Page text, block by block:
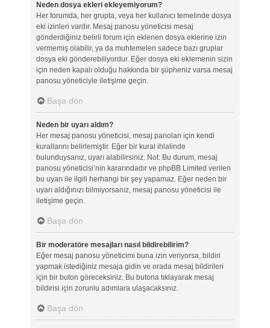
Neden dosya ekleri ekleyemiyorum?
Her forumda, her grupta, veya her kullanıcı temelinde dosya
eki izinleri vardır. Mesaj panosu yöneticisi mesaj
gönderdiğiniz belirli forum için eklenen dosya eklerine izin
vermemiş olabilir, ya da muhtemelen sadece bazı gruplar
dosya eki gönderebiliyordur. Eğer dosya eki eklemenin sizin
için neden kapalı olduğu hakkında bir şüpheniz varsa mesaj
panosu yöneticiyle iletişime geçin.
Başa dön
Neden bir uyarı aldım?
Her mesaj panosu yöneticisi, mesaj panoları için kendi
kurallarını belirlemiştir. Eğer bir kural ihlalinde
bulunduysanız, uyarı alabilirsiniz. Not: Bu durum, mesaj
panosu yöneticisi’nin kararındadır ve phpBB Limited verilen
bu uyarı ile ilgili herhangi bir şey yapamaz. Eğer neden bir
uyarı aldığınızı bilmiyorsanız, mesaj panosu yöneticisi ile
iletişime geçin.
Başa dön
Bir moderatöre mesajları nasıl bildirebilirim?
Eğer mesaj panosu yöneticimi buna izin veriyorsa, bildiri
yapmak istediğiniz mesaja gidin ve orada mesaj bildirileri
için bir buton göreceksiniz. Bu butona tıklayarak mesaj
bildirisi için zorunlu adımlara ulaşacaksınız.
Başa dön